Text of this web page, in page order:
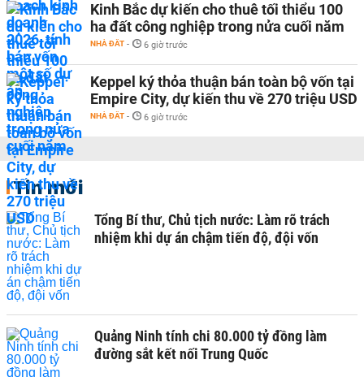
Kinh Bắc dự kiến cho thuê tối thiểu 100
ha đất công nghiệp trong nửa cuối năm
NHÀ ĐẤT - 6 giờ trước
Keppel ký thỏa thuận bán toàn bộ vốn tại
Empire City, dự kiến thu về 270 triệu USD
NHÀ ĐẤT - 6 giờ trước
Tin mới
Tổng Bí thư, Chủ tịch nước: Làm rõ trách
nhiệm khi dự án chậm tiến độ, đội vốn
Quảng Ninh tính chi 80.000 tỷ đồng làm
đường sắt kết nối Trung Quốc